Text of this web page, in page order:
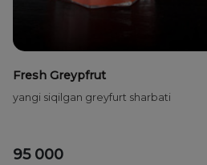
Fresh Greypfrut
yangi siqilgan greyfurt sharbati
95 000